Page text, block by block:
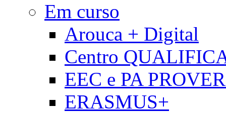
Em curso
Arouca + Digital
Centro
EEC e PA
ERASMUS+